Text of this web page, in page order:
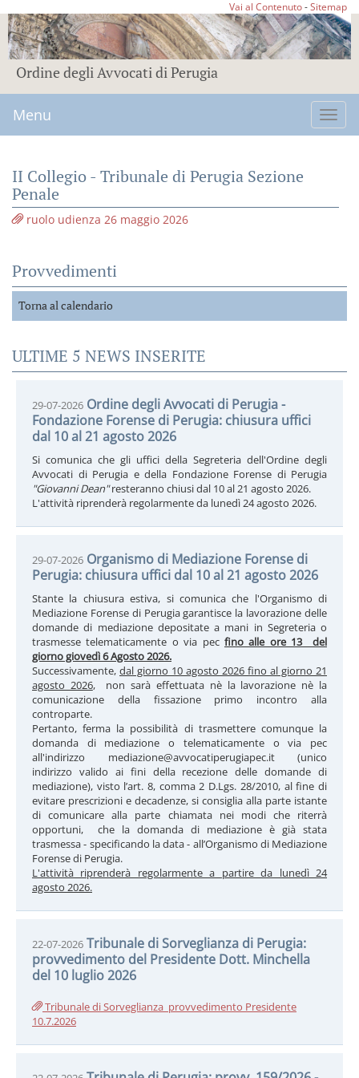
Vai al Contenuto-Sitemap
Ordine degli Avvocati di Perugia
Menu
II Collegio - Tribunale di Perugia Sezione
Penale
ruolo udienza 26 maggio 2026
Provvedimenti
Torna al calendario
ULTIME 5 NEWS INSERITE
29-07-2026 Ordine degli Avvocati di Perugia -
Fondazione Forense di Perugia: chiusura uffici
dal 10 al 21 agosto 2026
Si comunica che gli uffici della Segreteria dell'Ordine degli
Avvocati di Perugia e della Fondazione Forense di Perugia
"Giovanni Dean"resteranno chiusi dal 10 al 21 agosto 2026.
L'attività riprenderà regolarmente da lunedì 24 agosto 2026.
29-07-2026 Organismo di Mediazione Forense di
Perugia: chiusura uffici dal 10 al 21 agosto 2026
Stante la chiusura estiva, si comunica che l'Organismo di
Mediazione Forense di Perugia garantisce la lavorazione delle
domande di mediazione depositate a mani in Segreteria o
trasmesse telematicamente o via pec fino alle ore 13 del
giorno giovedì 6 Agosto 2026.
Successivamente, dal giorno 10 agosto 2026 fino al giorno 21
agosto 2026, non sarà effettuata nè la lavorazione nè la
comunicazione della fissazione primo incontro alla
controparte.
Pertanto, ferma la possibilità di trasmettere comunque la
domanda di mediazione o telematicamente o via pec
all'indirizzo mediazione@avvocatiperugiapec.it (unico
indirizzo valido ai fini della recezione delle domande di
mediazione), visto l’art. 8, comma 2 D.Lgs. 28/2010, al fine di
evitare prescrizioni e decadenze, si consiglia alla parte istante
di comunicare alla parte chiamata nei modi che riterrà
opportuni, che la domanda di mediazione è già stata
trasmessa - specificando la data - all’Organismo di Mediazione
Forense di Perugia.
L'attività riprenderà regolarmente a partire da lunedì 24
agosto 2026.
22-07-2026 Tribunale di Sorveglianza di Perugia:
provvedimento del Presidente Dott. Minchella
del 10 luglio 2026
Tribunale di Sorveglianza_provvedimento Presidente
10.7.2026